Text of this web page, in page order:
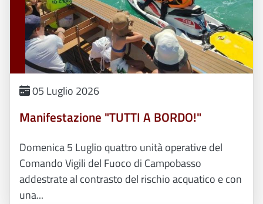
05 Luglio 2026
Manifestazione "TUTTI A BORDO!"
Domenica 5 Luglio quattro unità operative del
Comando Vigili del Fuoco di Campobasso
addestrate al contrasto del rischio acquatico e con
una...